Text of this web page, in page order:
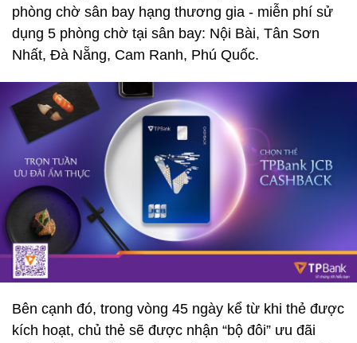
phòng chờ sân bay hạng thương gia - miễn phí sử
dụng 5 phòng chờ tại sân bay: Nội Bài, Tân Sơn
Nhất, Đà Nẵng, Cam Ranh, Phú Quốc.
Bên cạnh đó, trong vòng 45 ngày kể từ khi thẻ được
kích hoạt, chủ thẻ sẽ được nhận “bộ đôi” ưu đãi